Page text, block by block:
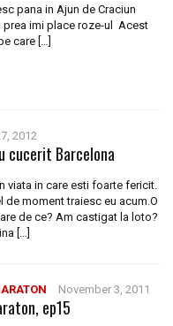
pana in Ajun de Craciun
prea imi place roze-ul Acest
care […]
2012
cucerit Barcelona
viata in care esti foarte fericit.
de moment traiesc eu acum.O
de ce? Am castigat la loto?
[…]
November 3, 2011
ep15